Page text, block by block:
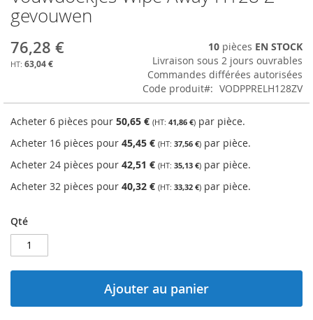
to
the
of
the
gevouwen
76,28 €
63,04 €
10 pièces EN STOCK
Livraison sous 2 jours ouvrables
Commandes différées autorisées
Code produit
VODPPRELH128ZV
Acheter 6 pièces pour 50,65 € 41,86 € par pièce.
Acheter 16 pièces pour 45,45 € 37,56 € par pièce.
Acheter 24 pièces pour 42,51 € 35,13 € par pièce.
Acheter 32 pièces pour 40,32 € 33,32 € par pièce.
Qté
Ajouter au panier